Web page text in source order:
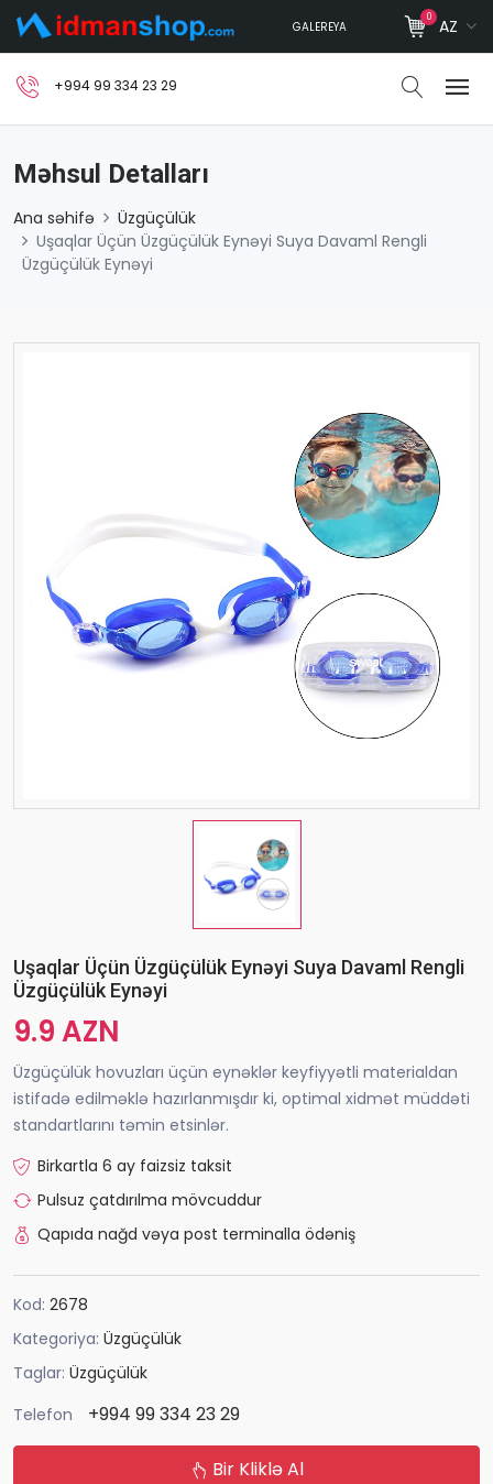
GALEREYA
0 AZ
+994 99 334 23 29
Məhsul Detalları
Ana səhifə
Üzgüçülük
Uşaqlar Üçün Üzgüçülük Eynəyi Suya Davaml Rengli
Üzgüçülük Eynəyi
Uşaqlar Üçün Üzgüçülük Eynəyi Suya Davaml Rengli
Üzgüçülük Eynəyi
9.9 AZN
Üzgüçülük hovuzları üçün eynəklər keyfiyyətli materialdan
istifadə edilməklə hazırlanmışdır ki, optimal xidmət müddəti
standartlarını təmin etsinlər.
Birkartla 6 ay faizsiz taksit
Pulsuz çatdırılma mövcuddur
Qapıda nağd vəya post terminalla ödəniş
Kod: 2678
Kategoriya: Üzgüçülük
Taglar: Üzgüçülük
Telefon
+994 99 334 23 29
Bir Kliklə Al